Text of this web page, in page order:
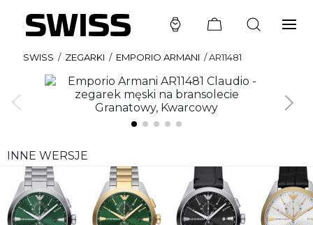
SWISS / ZEGARKI / EMPORIO ARMANI /AR11481
INNE WERSJE